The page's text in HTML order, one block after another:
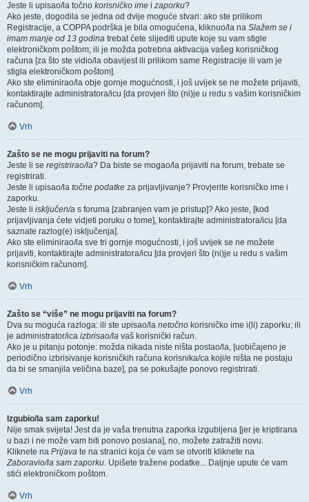
Jeste li upisao/la točno korisničko ime i zaporku?
Ako jeste, dogodila se jedna od dvije moguće stvari: ako ste prilikom
Registracije, a COPPA podrška je bila omogućena, kliknuo/la na Slažem se i
imam manje od 13 godina trebat ćete slijediti upute koje su vam stigle
elektroničkom poštom; ili je možda potrebna aktivacija vašeg korisničkog
računa [za što ste vidio/la obavijest ili prilikom same Registracije ili vam je
stigla elektroničkom poštom].
Ako ste eliminirao/la obje gornje mogućnosti, i još uvijek se ne možete prijaviti,
kontaktirajte administratora/icu [da provjeri što (ni)je u redu s vašim korisničkim
računom].
Vrh
Zašto se ne mogu prijaviti na forum?
Jeste li se registrirao/la? Da biste se mogao/la prijaviti na forum, trebate se
registrirati.
Jeste li upisao/la točne podatke za prijavljivanje? Provjerite korisničko ime i
zaporku.
Jeste li isključen/a s foruma [zabranjen vam je pristup]? Ako jeste, [kod
prijavljivanja ćete vidjeti poruku o tome], kontaktirajte administratora/icu [da
saznate razlog(e) isključenja].
Ako ste eliminirao/la sve tri gornje mogućnosti, i još uvijek se ne možete
prijaviti, kontaktirajte administratora/icu [da provjeri što (ni)je u redu s vašim
korisničkim računom].
Vrh
Zašto se “više” ne mogu prijaviti na forum?
Dva su moguća razloga: ili ste upisao/la netočno korisničko ime i(li) zaporku; ili
je administrator/ica izbrisao/la vaš korisnički račun.
Ako je u pitanju potonje: možda nikada niste ništa postao/la, [uobičajeno je
periodično izbrisivanje korisničkih računa korisnika/ca koji/e ništa ne postaju
da bi se smanjila veličina baze], pa se pokušajte ponovo registrirati.
Vrh
Izgubio/la sam zaporku!
Nije smak svijeta! Jest da je vaša trenutna zaporka izgubljena [jer je kriptirana
u bazi i ne može vam biti ponovo poslana], no, možete zatražiti novu.
Kliknete na Prijava te na stranici koja će vam se otvoriti kliknete na
Zaboravio/la sam zaporku. Upišete tražene podatke... Daljnje upute će vam
stići elektroničkom poštom.
Vrh